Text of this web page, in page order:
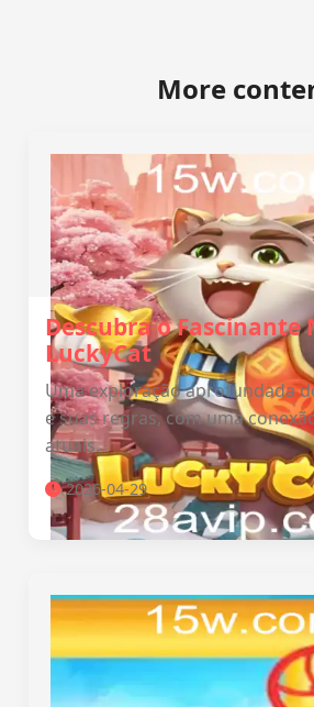
More
Descubra o Fascinante
LuckyCat
Uma exploração aprofundada
e suas regras, com uma
atuais.
2026-04-29